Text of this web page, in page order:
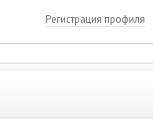
Регистрация профиля